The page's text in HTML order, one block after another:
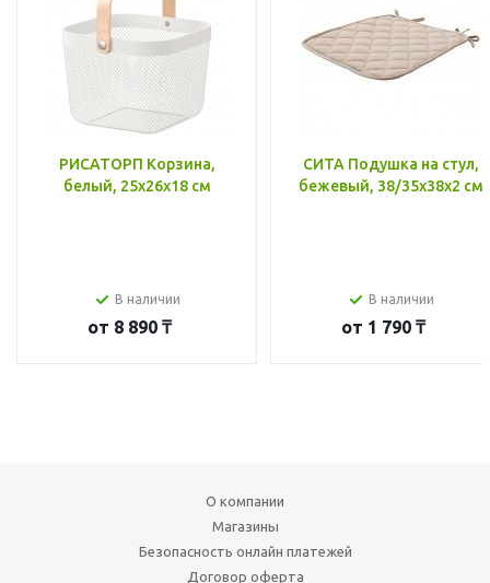
РИСАТОРП Корзина,
белый, 25x26x18 см
В наличии
от 8 890 ₸
СИТА Подушка на стул,
бежевый, 38/35x38x2 см
В наличии
от 1 790 ₸
О компании
Магазины
Безопасность онлайн платежей
Договор оферта